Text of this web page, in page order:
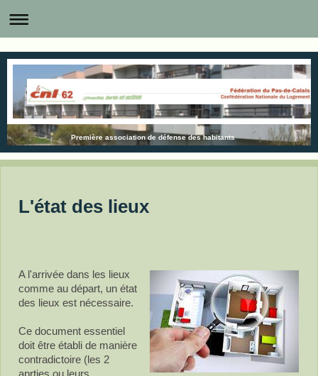
Première association de défense des habitants
L'état des lieux
A l'arrivée dans les lieux
comme au départ, un état
des lieux est nécessaire.
Ce document essentiel
doit être établi de manière
contradictoire (les 2
aprties ou leurs